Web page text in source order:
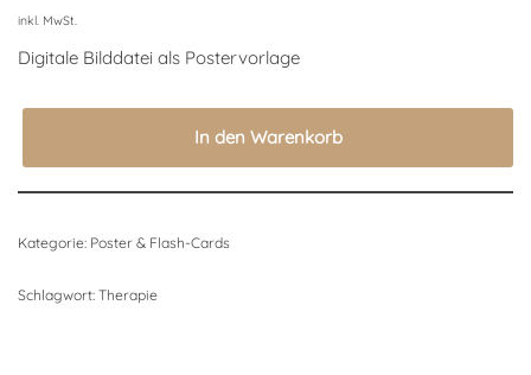
inkl. MwSt.
Digitale Bilddatei als Postervorlage
In den Warenkorb
Kategorie: Poster & Flash-Cards
Schlagwort: Therapie